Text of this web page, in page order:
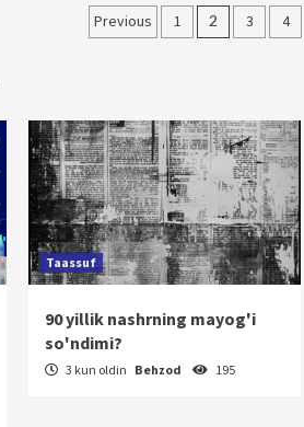
Maqolalar
Previous 1 2 3 4
Taassuf
90 yillik nashrning mayog'i
so'ndimi?
3 kun oldin Behzod 195